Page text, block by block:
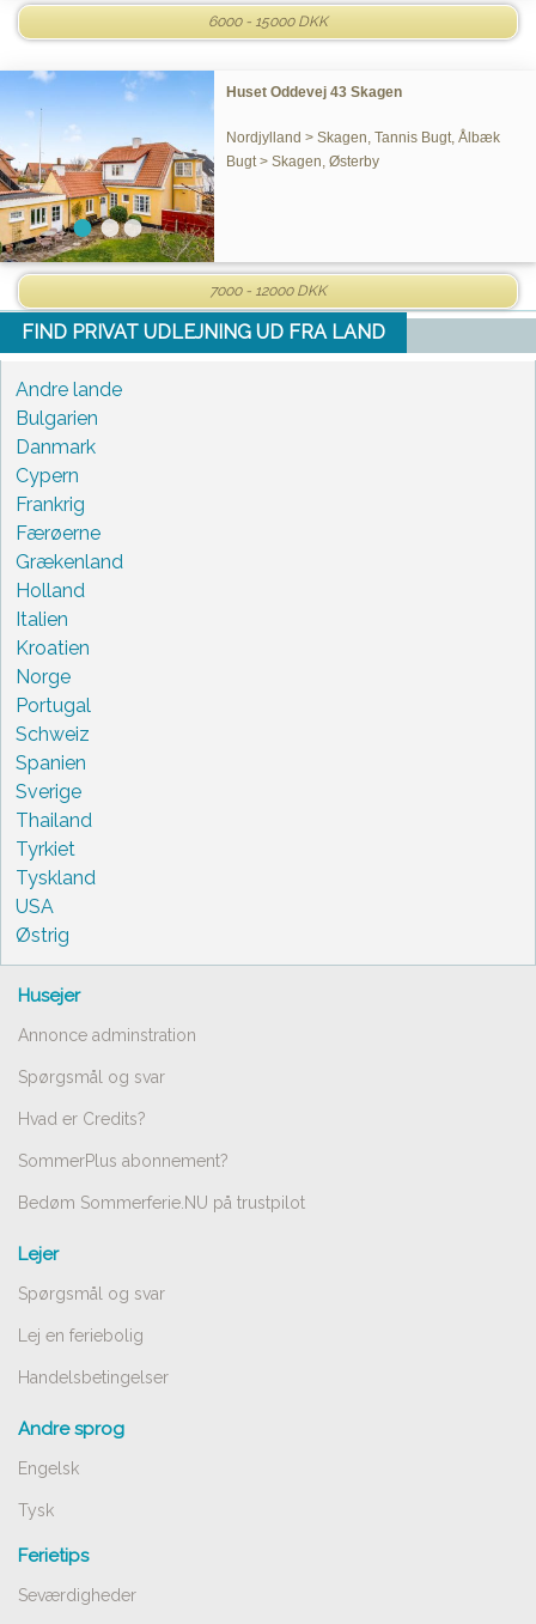
6000 - 15000 DKK
Huset Oddevej 43 Skagen
Nordjylland > Skagen, Tannis Bugt, Ålbæk
Bugt > Skagen, Østerby
7000 - 12000 DKK
FIND PRIVAT UDLEJNING UD FRA LAND
Andre lande
Bulgarien
Danmark
Cypern
Frankrig
Færøerne
Grækenland
Holland
Italien
Kroatien
Norge
Portugal
Schweiz
Spanien
Sverige
Thailand
Tyrkiet
Tyskland
USA
Østrig
Husejer
Annonce adminstration
Spørgsmål og svar
Hvad er Credits?
SommerPlus abonnement?
Bedøm Sommerferie.NU på trustpilot
Lejer
Spørgsmål og svar
Lej en feriebolig
Handelsbetingelser
Andre sprog
Engelsk
Tysk
Ferietips
Seværdigheder